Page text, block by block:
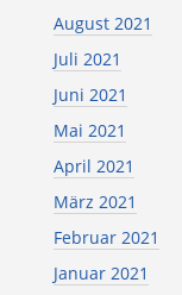
August 2021
Juli 2021
Juni 2021
Mai 2021
April 2021
März 2021
Februar 2021
Januar 2021